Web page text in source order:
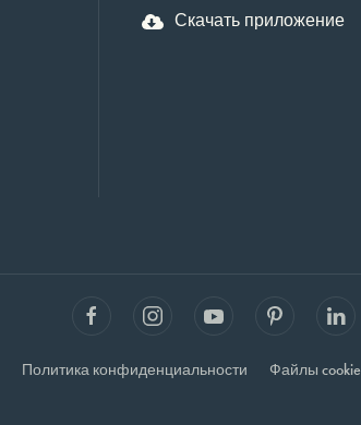
Скачать приложение
Политика конфиденциальности Файлы cookie